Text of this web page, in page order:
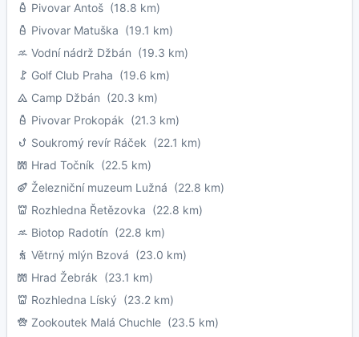
Pivovar Antoš (18.8 km)
Pivovar Matuška (19.1 km)
Vodní nádrž Džbán (19.3 km)
Golf Club Praha (19.6 km)
Camp Džbán (20.3 km)
Pivovar Prokopák (21.3 km)
Soukromý revír Ráček (22.1 km)
Hrad Točník (22.5 km)
Železniční muzeum Lužná (22.8 km)
Rozhledna Řetězovka (22.8 km)
Biotop Radotín (22.8 km)
Větrný mlýn Bzová (23.0 km)
Hrad Žebrák (23.1 km)
Rozhledna Líský (23.2 km)
Zookoutek Malá Chuchle (23.5 km)